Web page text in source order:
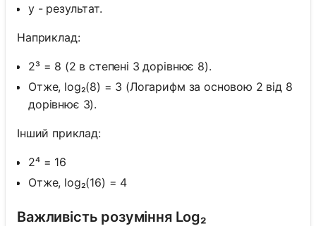
y - результат.
Наприклад:
2³ = 8 (2 в степені 3 дорівнює 8).
Отже, log₂(8) = 3 (Логарифм за основою 2 від 8
дорівнює 3).
Інший приклад:
2⁴ = 16
Отже, log₂(16) = 4
Важливість розуміння Log₂